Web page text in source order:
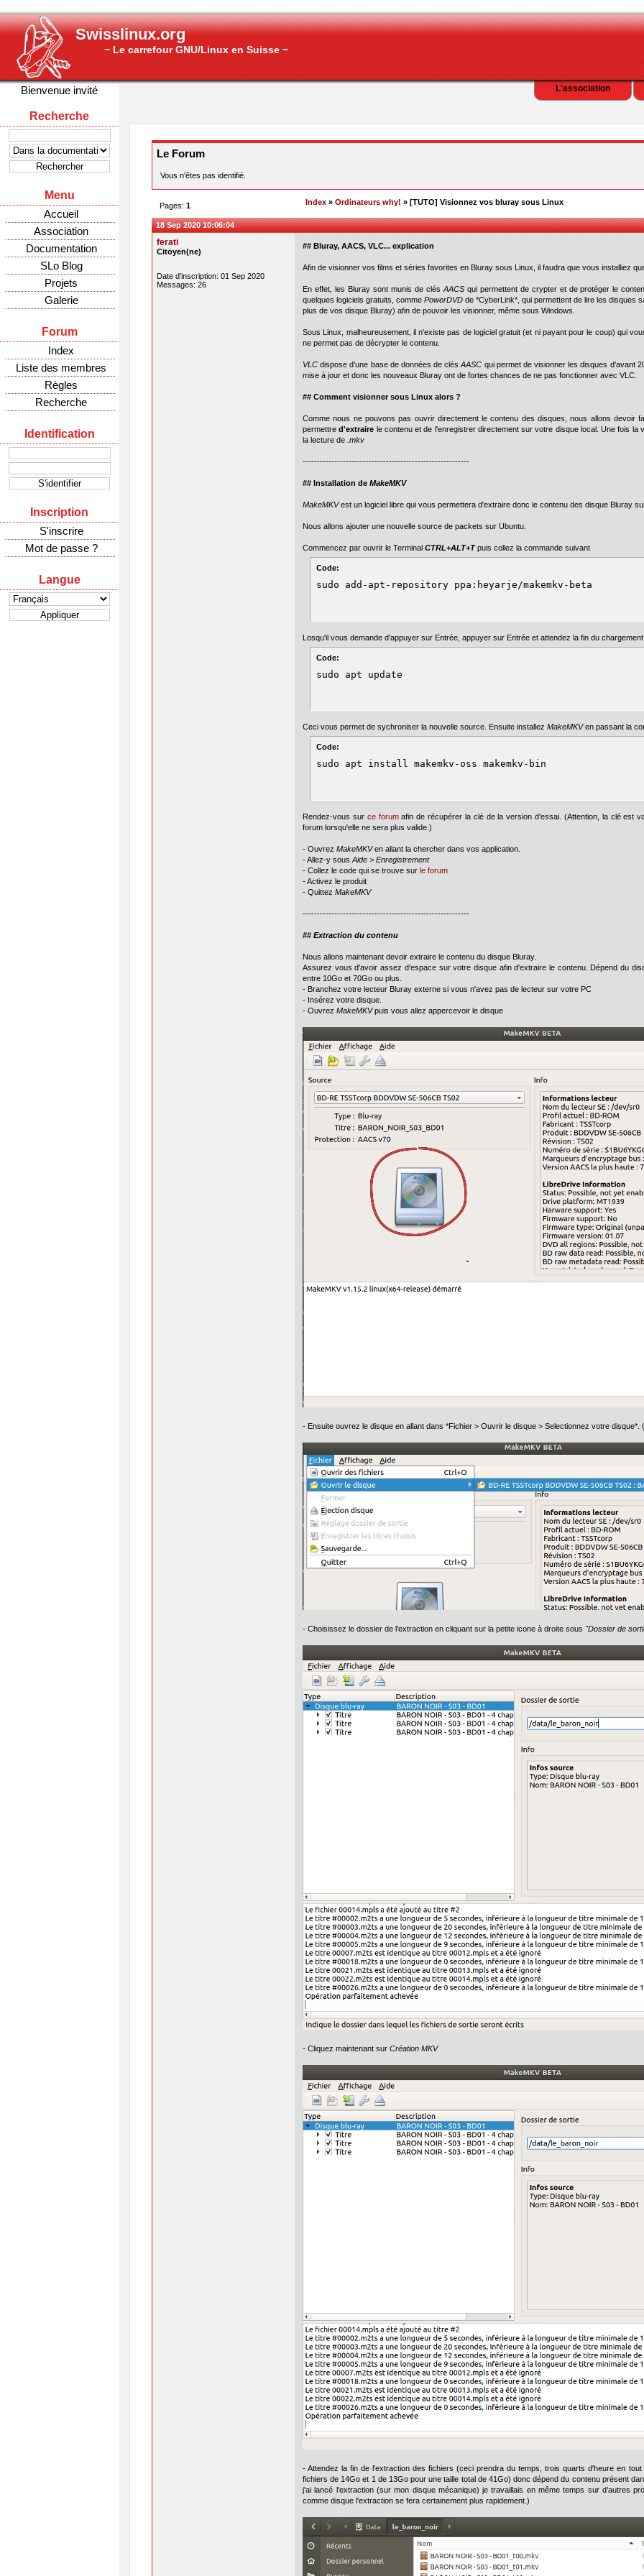
Swisslinux.org
− Le carrefour GNU/Linux en Suisse −
L'association
Bienvenue invité
Recherche
Menu
Accueil
Association
Documentation
SLo Blog
Projets
Galerie
Forum
Index
Liste des membres
Règles
Recherche
Identification
Inscription
S'inscrire
Mot de passe ?
Langue
Le Forum
Vous n'êtes pas identifié.
Pages: 1 Index » Ordinateurs why! » [TUTO] Visionnez vos bluray sous Linux
18 Sep 2020 10:06:04
ferati
Citoyen(ne)
Date d'inscription: 01 Sep 2020
Messages: 26
## Bluray, AACS, VLC... explication
Afin de visionner vos films et séries favorites en Bluray sous Linux, il faudra que vous installiez
En effet, les Bluray sont munis de clés AACSqui permettent de crypter et de protéger le
quelques logiciels gratuits, comme PowerDVD de *CyberLink*, qui permettent de lire les disques
plus de vos disque Bluray) afin de pouvoir les visionner, même sous Windows.
Sous Linux, malheureusement, il n'existe pas de logiciel gratuit (et ni payant pour le coup) qui
ne permet pas de décrypter le contenu.
VLC dispose d'une base de données de clésAASC qui permet de visionner les disques d'avant
mise à jour et donc les nouveaux Bluray ont de fortes chances de ne pas fonctionner avec VLC.
## Comment visionner sous Linux alors ?
Comme nous ne pouvons pas ouvrir directement le contenu des disques, nous allons devoir
permettred'extraire le contenu et de l'enregistrer directement sur votre disque local. Une fois
la lecture de .mkv
----------------------------------------------------------
## Installation de MakeMKV
MakeMKVest un logiciel libre qui vous permettera d'extraire donc le contenu des disque Bluray
Nous allons ajouter une nouvelle source de packets sur Ubuntu.
Commencez par ouvrir le Terminal CTRL+ALT+Tpuis collez la commande suivant
Code:
sudo add-apt-repository ppa:heyarje/makemkv-beta
Losqu'il vous demande d'appuyer sur Entrée, appuyer sur Entrée et attendez la fin du
Code:
sudo apt update
Ceci vous permet de sychroniser la nouvelle source. Ensuite installez MakeMKVen passant la
Code:
sudo apt install makemkv-oss makemkv-bin
Rendez-vous sur ce forumafin de récupérer la clé de la version d'essai. (Attention, la clé est
forum lorsqu'elle ne sera plus valide.)
- Ouvrez MakeMKVen allant la chercher dans vos application.
- Allez-y sous Aide > Enregistrement
- Collez le code qui se trouve sur le forum
- Activez le produit
- Quittez MakeMKV
----------------------------------------------------------
## Extraction du contenu
Nous allons maintenant devoir extraire le contenu du disque Bluray.
Assurez vous d'avoir assez d'espace sur votre disque afin d'extraire le contenu. Dépend du
entre 10Go et 70Go ou plus.
- Branchez votre lecteur Bluray externe si vous n'avez pas de lecteur sur votre PC
- Insérez votre disque.
- Ouvrez MakeMKVpuis vous allez appercevoir le disque
- Ensuite ouvrez le disque en allant dans *Fichier > Ouvrir le disque > Selectionnez votre
- Choisissez le dossier de l'extraction en cliquant sur la petite icone à droite sous "Dossier de
- Cliquez maintenant sur Création MKV
- Attendez la fin de l'extraction des fichiers (ceci prendra du temps, trois quarts d'heure en
fichiers de 14Go et 1 de 13Go pour une taille total de 41Go) donc dépend du contenu présent
j'ai lancé l'extraction (sur mon disque mécanique) je travaillais en même temps sur d'autres
comme disque l'extraction se fera certainement plus rapidement.)